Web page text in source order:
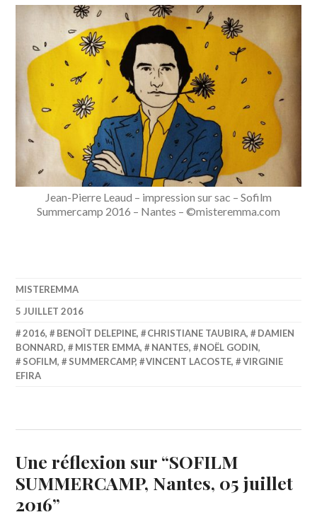
Jean-Pierre Leaud – impression sur sac – Sofilm
Summercamp 2016 – Nantes – ©misteremma.com
MISTEREMMA
5 JUILLET 2016
2016, BENOÎT DELEPINE, CHRISTIANE TAUBIRA,
DAMIEN
BONNARD, MISTER EMMA, NANTES, NOËL GODIN,
SOFILM, SUMMERCAMP, VINCENT LACOSTE,
VIRGINIE
EFIRA
Une réflexion sur “SOFILM
SUMMERCAMP, Nantes, 05 juillet
2016”